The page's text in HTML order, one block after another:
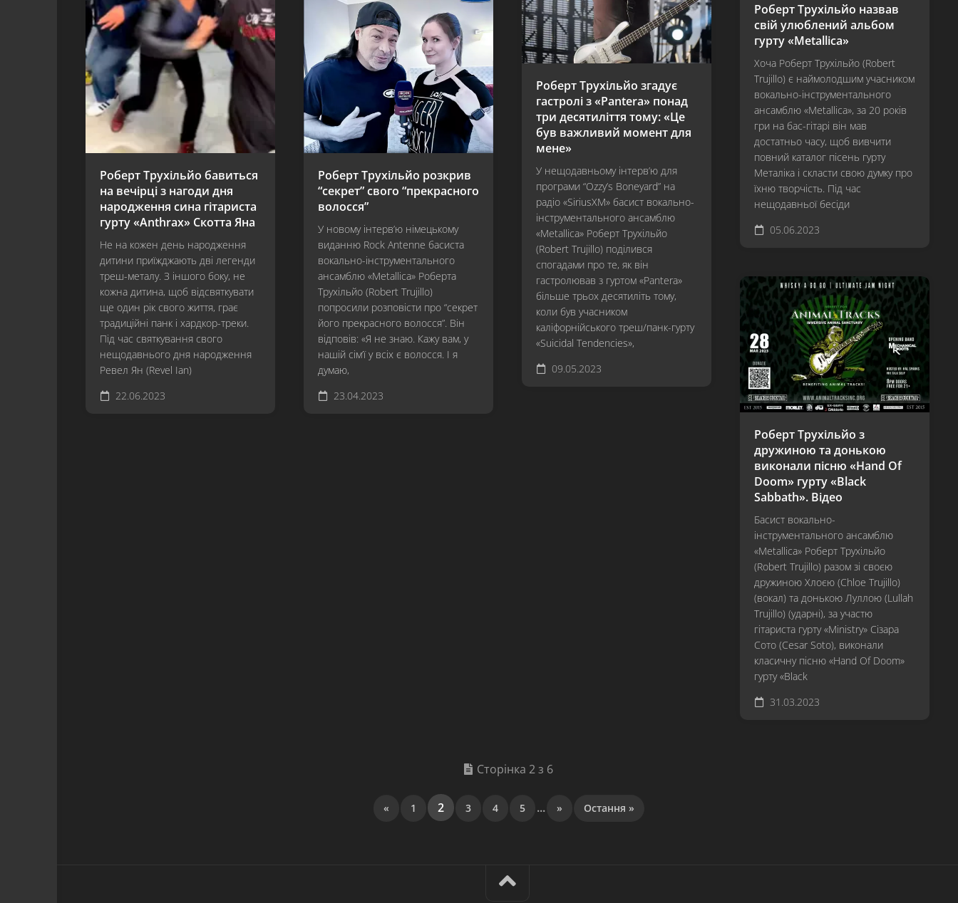
S&M²
72
Seasons
Роберт Трухільйо бавиться
на вечірці з нагоди дня
народження сина гітариста
гурту «Anthrax» Скотта Яна
Не на кожен день народження
дитини приїжджають дві легенди
треш-металу. З іншого боку, не
кожна дитина, щоб відсвяткувати
ще один рік свого життя, грає
традиційні панк і хардкор-треки.
Під час святкування свого
нещодавнього дня народження
Ревел Ян (Revel Ian)
22.06.2023
Роберт Трухільйо назвав
свій улюблений альбом
гурту «Metallica»
Хоча Роберт Трухільйо (Robert
Trujillo) є наймолодшим учасником
вокально-інструментального
ансамблю «Metallica», за 20 років
гри на бас-гітарі він мав
достатньо часу, щоб вивчити
повний каталог пісень гурту
Металіка і скласти свою думку про
їхню творчість. Під час
нещодавньої бесіди
05.06.2023
Роберт Трухільйо згадує
гастролі з «Pantera» понад
три десятиліття тому: «Це
був важливий момент для
мене»
У нещодавньому інтерв’ю для
програми “Ozzy’s Boneyard” на
радіо «SiriusXM» басист вокально-
інструментального ансамблю
«Metallica» Роберт Трухільйо
(Robert Trujillo) поділився
спогадами про те, як він
гастролював з гуртом «Pantera»
більше трьох десятиліть тому,
коли був учасником
каліфорнійського треш/панк-гурту
«Suicidal Tendencies»,
09.05.2023
Роберт Трухільйо розкрив
“секрет” свого “прекрасного
волосся”
У новому інтерв’ю німецькому
виданню Rock Antenne басиста
вокально-інструментального
ансамблю «Metallica» Роберта
Трухільйо (Robert Trujillo)
попросили розповісти про “секрет
його прекрасного волосся”. Він
відповів: «Я не знаю. Кажу вам, у
нашій сім’ї у всіх є волосся. І я
думаю,
23.04.2023
Роберт Трухільйо з
дружиною та донькою
виконали пісню «Hand Of
Doom» гурту «Black
Sabbath». Відео
Басист вокально-
інструментального ансамблю
«Metallica» Роберт Трухільйо
(Robert Trujillo) разом зі своєю
дружиною Хлоєю (Chloe Trujillo)
(вокал) та донькою Луллою (Lullah
Trujillo) (ударні), за участю
гітариста гурту «Ministry» Сізара
Сото (Cesar Soto), виконали
класичну пісню «Hand Of Doom»
гурту «Black
31.03.2023
Сторінка 2 з 6
« 1 2 3 4 5 ... » Остання »